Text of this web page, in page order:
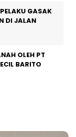
GASAK
DI JALAN
OLEH PT
BARITO